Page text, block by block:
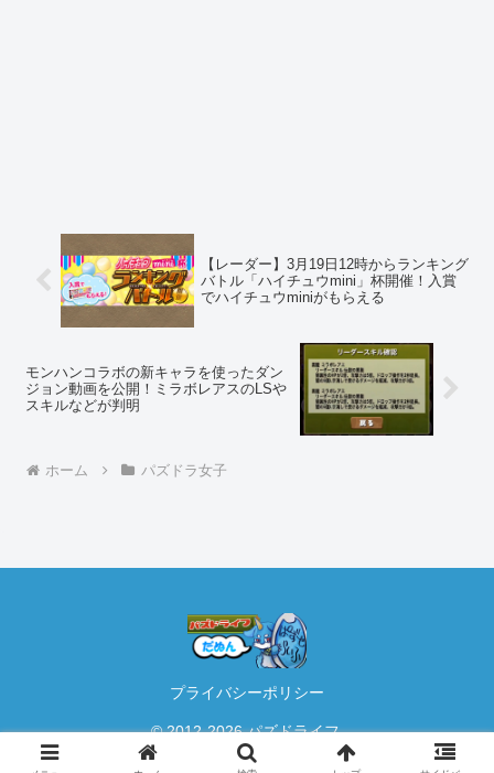
【レーダー】3月19日12時からランキング
バトル「ハイチュウmini」杯開催！入賞
でハイチュウminiがもらえる
モンハンコラボの新キャラを使ったダン
ジョン動画を公開！ミラボレアスのLSや
スキルなどが判明
ホーム パズドラ女子
プライバシーポリシー
© 2012-2026 パズドライフ.